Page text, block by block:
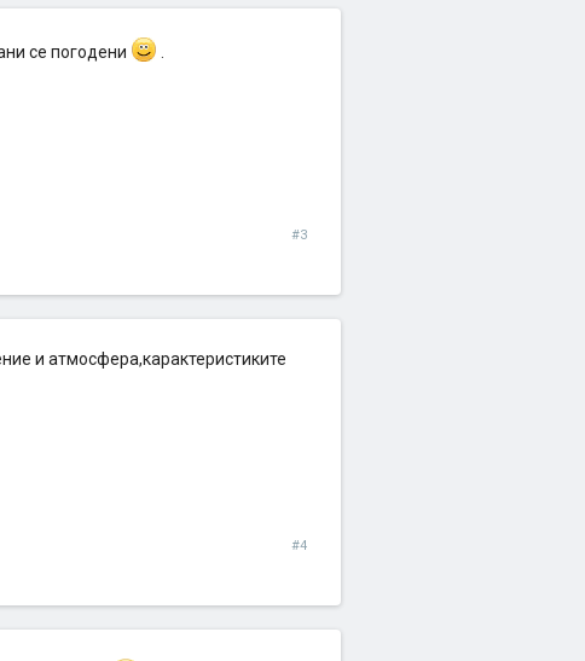
се погодени
#3
и атмосфера,карактеристиките
#4